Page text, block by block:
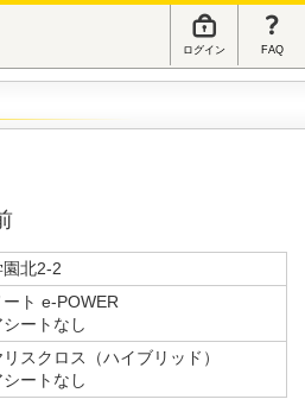
ログイン FAQ
北2-2
ト e-POWER
ートなし
スクロス（ハイブリッド）
ートなし